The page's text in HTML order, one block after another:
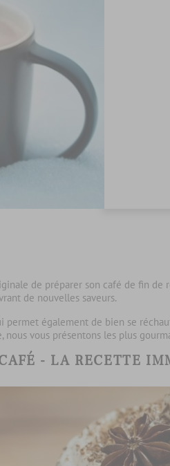
de préparer son café de fin de
de nouvelles saveurs.
permet également de bien se
vous présentons les plus
- LA RECETTE